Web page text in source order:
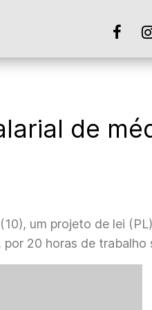
de
um projeto de lei
20 horas de trabalho